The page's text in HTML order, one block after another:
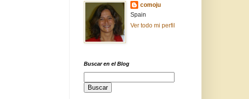
comoju
Spain
Ver todo mi perfil
Buscar en el Blog